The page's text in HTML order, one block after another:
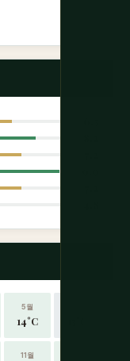
5월
14°C
11월